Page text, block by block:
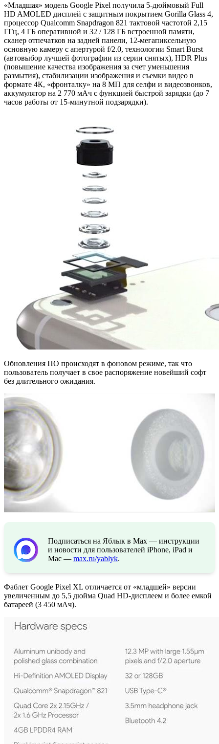
«Младшая» модель Google Pixel получила 5-дюймовый Full
HD AMOLED дисплей с защитным покрытием Gorilla Glass 4,
процессор Qualcomm Snapdragon 821 тактовой частотой 2,15
ГГц, 4 ГБ оперативной и 32 / 128 ГБ встроенной памяти,
сканер отпечатков на задней панели, 12-мегапиксельную
основную камеру с апертурой f/2.0, технологии Smart Burst
(автовыбор лучшей фотографии из серии снятых), HDR Plus
(повышение качества изображения за счет уменьшения
размытия), стабилизации изображения и съемки видео в
формате 4К, «фронталку» на 8 МП для селфи и видеозвонков,
аккумулятор на 2 770 мАч с функцией быстрой зарядки (до 7
часов работы от 15-минутной подзарядки).
Обновления ПО происходят в фоновом режиме, так что
пользователь получает в свое распоряжение новейший софт
без длительного ожидания.
Подписаться на Яблык в Max — инструкции
и новости для пользователей iPhone, iPad и
Mac — max.ru/yablyk.
Фаблет Google Pixel XL отличается от «младшей» версии
увеличенным до 5,5 дюйма Quad HD-дисплеем и более емкой
батареей (3 450 мАч).